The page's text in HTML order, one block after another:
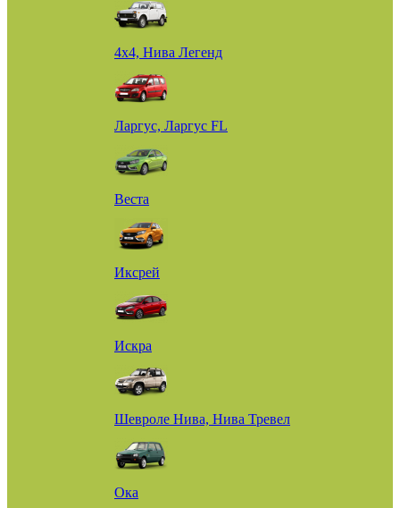
4х4, Нива Легенд
Ларгус, Ларгус FL
Веста
Иксрей
Искра
Шевроле Нива, Нива Тревел
Ока